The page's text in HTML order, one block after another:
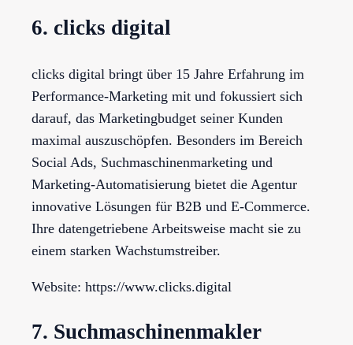
6. clicks digital
clicks digital bringt über 15 Jahre Erfahrung im
Performance-Marketing mit und fokussiert sich
darauf, das Marketingbudget seiner Kunden
maximal auszuschöpfen. Besonders im Bereich
Social Ads, Suchmaschinenmarketing und
Marketing-Automatisierung bietet die Agentur
innovative Lösungen für B2B und E-Commerce.
Ihre datengetriebene Arbeitsweise macht sie zu
einem starken Wachstumstreiber.
Website: https://www.clicks.digital
7. Suchmaschinenmakler